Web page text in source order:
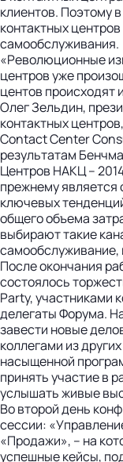
клиентов. Поэтому
контактных
самообслуживания.
«Революционные
центров уже
центов происходят
Олег Зельдин,
контактных
Contact Center
результатам
Центров НАКЦ –
прежнему
ключевых
общего объема
выбирают такие
После окончания
состоялось
Party, участниками
делегаты Форума.
завести новые
коллегами из
насыщенной
принять участие в
услышать живые
Во второй день
сессии:
«Продажи», – на
успешные кейсы,